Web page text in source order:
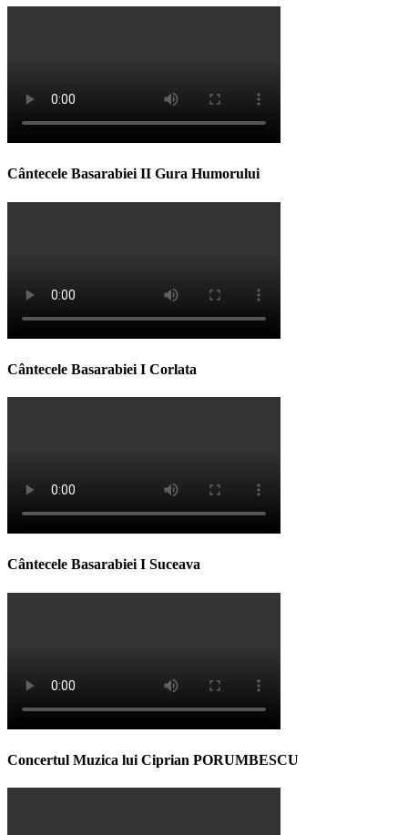
Cântecele Basarabiei II Gura Humorului
Cântecele Basarabiei I Corlata
Cântecele Basarabiei I Suceava
Concertul Muzica lui Ciprian PORUMBESCU